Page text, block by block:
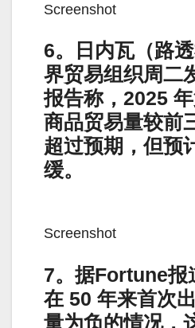
Screenshot
6。日内瓦（路
界贸易组织周二
报告称，2025
商品贸易量较前
超过预期，但预
缓。
Screenshot
7。据Fortune报
在 50 年来首次
量为负的情况，